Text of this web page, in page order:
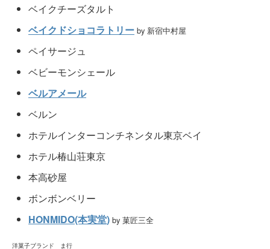
ベイクチーズタルト
ベイクドショコラトリー by 新宿中村屋
ペイサージュ
ベビーモンシェール
ベルアメール
ベルン
ホテルインターコンチネンタル東京ベイ
ホテル椿山荘東京
本高砂屋
ボンボンベリー
HONMIDO(本実堂) by 菓匠三全
洋菓子ブランド ま行